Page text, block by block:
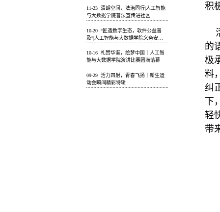
11-23
与大数据学院普法宣传进社区
10-20
及”|人工智能与大数据学院义务安装
10-16
能与大数据学院演讲比赛圆满落幕
09-29
动会瞬间精彩特辑
积
的
极
料
纠
下
轻
带